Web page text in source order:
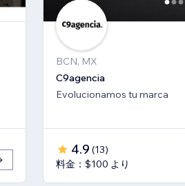
BCN, MX
C9agencia
Evolucionamos tu marca
4.9 (13)
料金：$100 より